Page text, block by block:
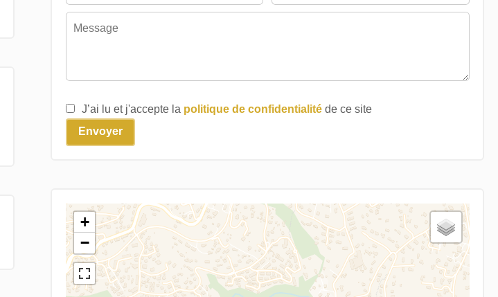
J’ai lu et j'accepte la politique de confidentialitéde ce site
Envoyer
+
−